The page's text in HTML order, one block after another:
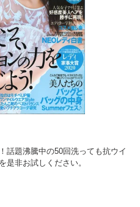
話題沸騰中の50回洗っても抗ウイ
是非お試しください。